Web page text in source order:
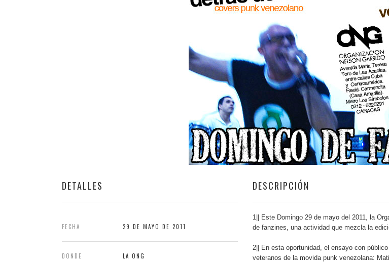
DETALLES
FECHA 29 DE MAYO DE 2011
DONDE LA ONG
DESCRIPCIÓN
1|| Este Domingo 29 de mayo del 2011, la
de fanzines, una actividad que mezcla la
2|| En esta oportunidad, el ensayo con
veteranos de la movida punk venezolana: